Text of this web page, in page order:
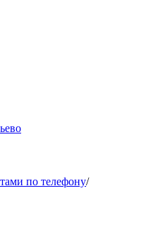
по телефону/